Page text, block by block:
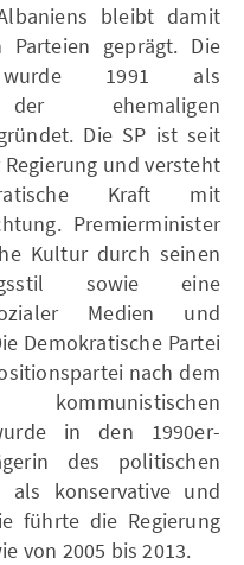
bleibt damit
geprägt. Die
wurde 1991 als
der ehemaligen
Die SP ist seit
und versteht
Kraft mit
Premierminister
Kultur durch seinen
sowie eine
Medien und
Demokratische Partei
nach dem
in den 1990er-
des politischen
als konservative und
führte die Regierung
von 2005 bis 2013.